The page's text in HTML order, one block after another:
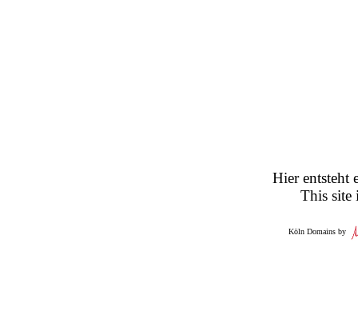
Hier entsteht
This site
Köln Domains by